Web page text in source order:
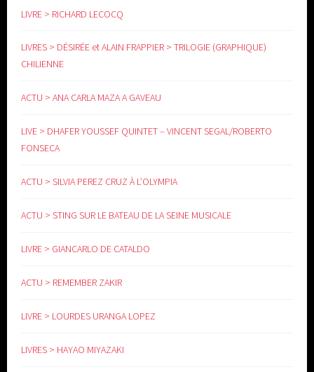
LIVRE > RICHARD LECOCQ
LIVRES > DÉSIRÉE et ALAIN FRAPPIER > TRILOGIE (GRAPHIQUE)
CHILIENNE
ACTU > ANA CARLA MAZA A GAVEAU
LIVE > DHAFER YOUSSEF QUINTET – VINCENT SEGAL/ROBERTO
FONSECA
ACTU > SILVIA PEREZ CRUZ À L’OLYMPIA
ACTU > STING SUR LE BATEAU DE LA SEINE MUSICALE
LIVRE > GIANCARLO DE CATALDO
ACTU > REMEMBER ZAKIR
LIVRE > LOURDES URANGA LOPEZ
LIVRES > HAYAO MIYAZAKI